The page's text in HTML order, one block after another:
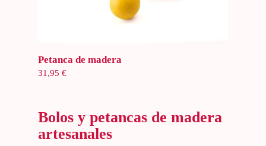
Añadir al carrito
Petanca de madera
31,95 €
Bolos y petancas de madera
artesanales